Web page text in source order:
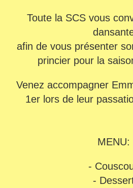
Toute la SCS vous
afin de vous présenter
princier pour la
Venez accompagner
1er lors de leur
MENU:
-
-